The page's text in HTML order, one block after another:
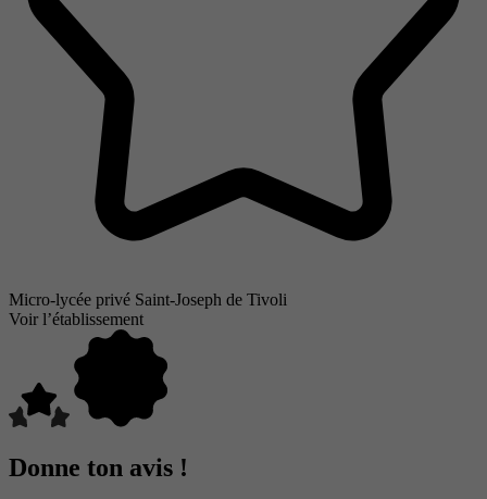
Micro-lycée privé Saint-Joseph de Tivoli
Voir l’établissement
Donne ton avis !